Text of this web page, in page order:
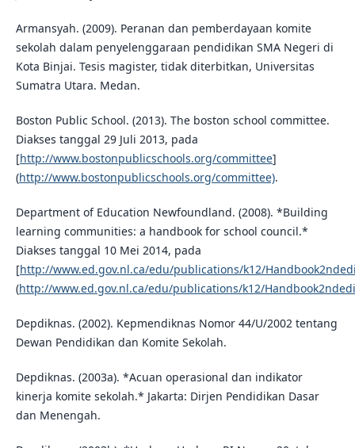
Armansyah. (2009). Peranan dan pemberdayaan komite
sekolah dalam penyelenggaraan pendidikan SMA Negeri di
Kota Binjai. Tesis magister, tidak diterbitkan, Universitas
Sumatra Utara. Medan.
Boston Public School. (2013). The boston school committee.
Diakses tanggal 29 Juli 2013, pada
[http://www.bostonpublicschools.org/committee]
(http://www.bostonpublicschools.org/committee).
Department of Education Newfoundland. (2008). *Building
learning communities: a handbook for school council.*
Diakses tanggal 10 Mei 2014, pada
[http://www.ed.gov.nl.ca/edu/publications/k12/
(http://www.ed.gov.nl.ca/edu/publications/k12/
Depdiknas. (2002). Kepmendiknas Nomor 44/U/2002 tentang
Dewan Pendidikan dan Komite Sekolah.
Depdiknas. (2003a). *Acuan operasional dan indikator
kinerja komite sekolah.* Jakarta: Dirjen Pendidikan Dasar
dan Menengah.